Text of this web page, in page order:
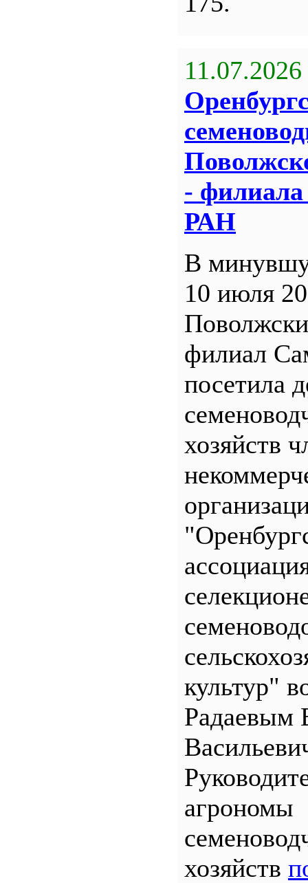
11.07.2026
-
РАН
В
10 июля
филиал
посетила
хозяйств
культур"
Радаевым
агрономы
хозяйств